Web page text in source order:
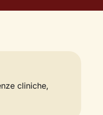
cliniche,